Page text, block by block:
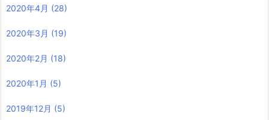
2020年4月 (28)
2020年3月 (19)
2020年2月 (18)
2020年1月 (5)
2019年12月 (5)